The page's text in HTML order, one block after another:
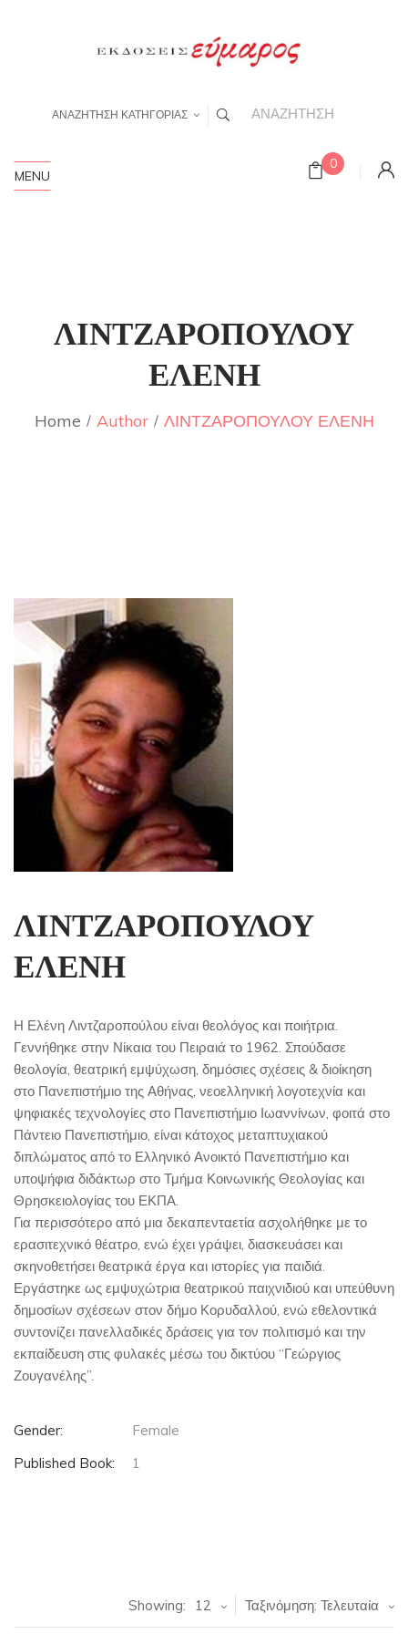
ΑΝΑΖΗΤΗΣΗ ΚΑΤΗΓΟΡΙΑΣ
0
MENU
ΛΙΝΤΖΑΡΟΠΟΥΛΟΥ
ΕΛΕΝΗ
Home Author ΛΙΝΤΖΑΡΟΠΟΥΛΟΥ ΕΛΕΝΗ
ΛΙΝΤΖΑΡΟΠΟΥΛΟΥ
ΕΛΕΝΗ
Η Ελένη Λιντζαροπούλου είναι θεολόγος και ποιήτρια.
Γεννήθηκε στην Νίκαια του Πειραιά το 1962. Σπούδασε
θεολογία, θεατρική εμψύχωση, δημόσιες σχέσεις & διοίκηση
στο Πανεπιστήμιο της Αθήνας, νεοελληνική λογοτεχνία και
ψηφιακές τεχνολογίες στο Πανεπιστήμιο Ιωαννίνων, φοιτά στο
Πάντειο Πανεπιστήμιο, είναι κάτοχος μεταπτυχιακού
διπλώματος από το Ελληνικό Ανοικτό Πανεπιστήμιο και
υποψήφια διδάκτωρ στο Τμήμα Κοινωνικής Θεολογίας και
Θρησκειολογίας του ΕΚΠΑ.
Για περισσότερο από μια δεκαπενταετία ασχολήθηκε με το
ερασιτεχνικό θέατρο, ενώ έχει γράψει, διασκευάσει και
σκηνοθετήσει θεατρικά έργα και ιστορίες για παιδιά.
Εργάστηκε ως εμψυχώτρια θεατρικού παιχνιδιού και υπεύθυνη
δημοσίων σχέσεων στον δήμο Κορυδαλλού, ενώ εθελοντικά
συντονίζει πανελλαδικές δράσεις για τον πολιτισμό και την
εκπαίδευση στις φυλακές μέσω του δικτύου “Γεώργιος
Ζουγανέλης”.
Gender:
Female
Published Book:
1
Ταξινόμηση: Τελευταία
Showing: 12